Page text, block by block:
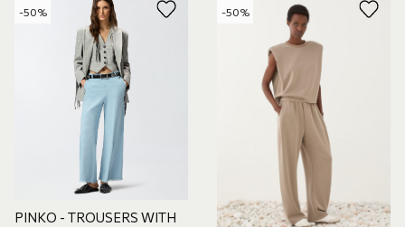
-50%
PINKO - TROUSERS WITH
-50%